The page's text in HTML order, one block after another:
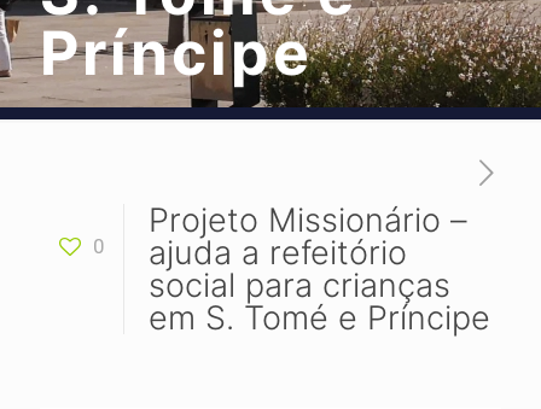
Príncipe
0
Projeto Missionário –
ajuda a refeitório
social para crianças
em S. Tomé e Príncipe